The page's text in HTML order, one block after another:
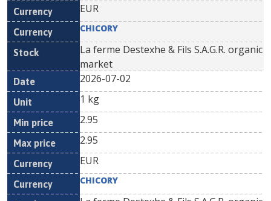
EUR
CHICORY
La ferme Destexhe & Fils S.A.G.R. organic
market
2026-07-02
1 kg
2.95
2.95
EUR
CHICORY